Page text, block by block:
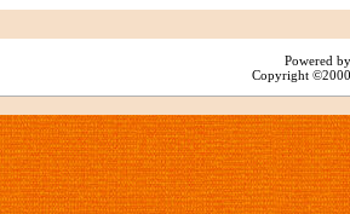
Powered
Copyright